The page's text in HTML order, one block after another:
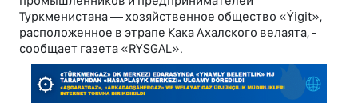
Туркменистана — хозяйственное общество «Ýigit»,
расположенное в этрапе Кака Ахалского велаята, -
сообщает газета «RYSGAL».